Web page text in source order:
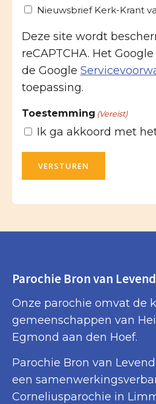
Nieuwsbrief Kerk-Krant
Deze site wordt
reCAPTCHA. Het Google
de Google
toepassing.
Toestemming (Vereist)
Ik ga akkoord met
VERSTUREN
Parochie Bron van
Onze parochie omvat de
gemeenschappen van
Egmond aan den Hoef.
Parochie Bron van
een
Corneliusparochie in